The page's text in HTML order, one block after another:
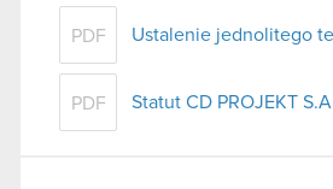
PDF Ustalenie jednolitego
PDF Statut CD PROJEKT